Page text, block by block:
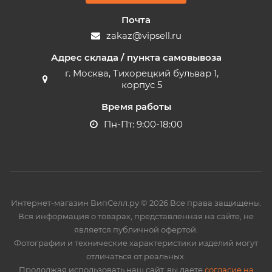
Почта
zakaz@vipsell.ru
Адрес склада / пункта самовывоза
г. Москва, Тихорецкий бульвар 1,
корпус 5
Время работы
Пн-Пт: 9:00-18:00
Интернет-магазин ВипСелл.ру © 2026 Все права защищены.
Вся информация о товарах, представленная на сайте, не
является публичной офертой.
Фотографии и технические характеристики изделий могут
отличаться от реальных.
Продолжая использовать наш сайт, вы даетесогласие на